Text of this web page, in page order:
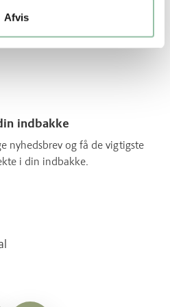
Afvis
indbakke
nyhedsbrev og få de vigtigste
i din indbakke.